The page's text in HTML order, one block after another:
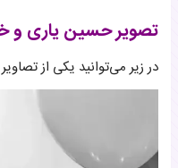
تصویر حسین یاری و
در زیر می‌توانید یکی از